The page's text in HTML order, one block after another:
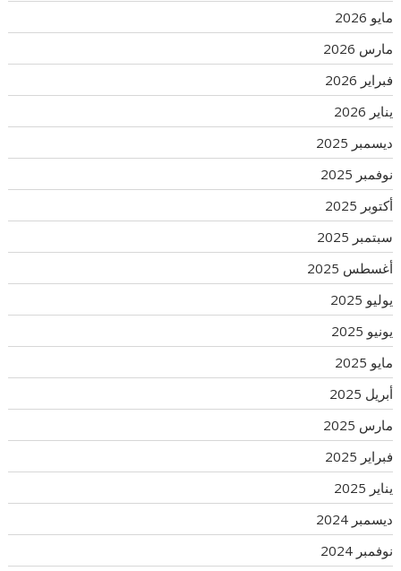
مايو 2026
مارس 2026
فبراير 2026
يناير 2026
ديسمبر 2025
نوفمبر 2025
أكتوبر 2025
سبتمبر 2025
أغسطس 2025
يوليو 2025
يونيو 2025
مايو 2025
أبريل 2025
مارس 2025
فبراير 2025
يناير 2025
ديسمبر 2024
نوفمبر 2024